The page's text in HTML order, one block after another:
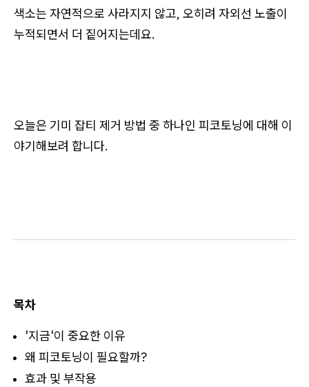
색소는 자연적으로 사라지지 않고, 오히려 자외선 노출이
누적되면서 더 짙어지는데요.
오늘은 기미 잡티 제거 방법 중 하나인 피코토닝에 대해 이
야기해보려 합니다.
목차
'지금'이 중요한 이유
​왜 피코토닝이 필요할까?
효과 및 부작용